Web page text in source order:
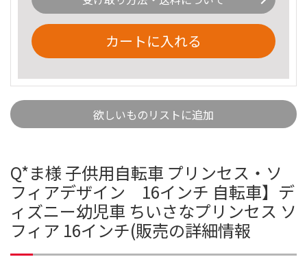
カートに入れる
欲しいものリストに追加
Q*ま様 子供用自転車 プリンセス・ソ
フィアデザイン 16インチ 自転車】デ
ィズニー幼児車 ちいさなプリンセス ソ
フィア 16インチ(販売の詳細情報